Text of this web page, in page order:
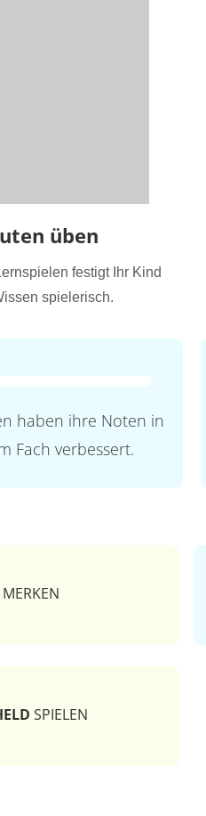
üben
festigt Ihr Kind
spielerisch.
haben ihre Noten in
Fach verbessert.
MERKEN
SPIELEN